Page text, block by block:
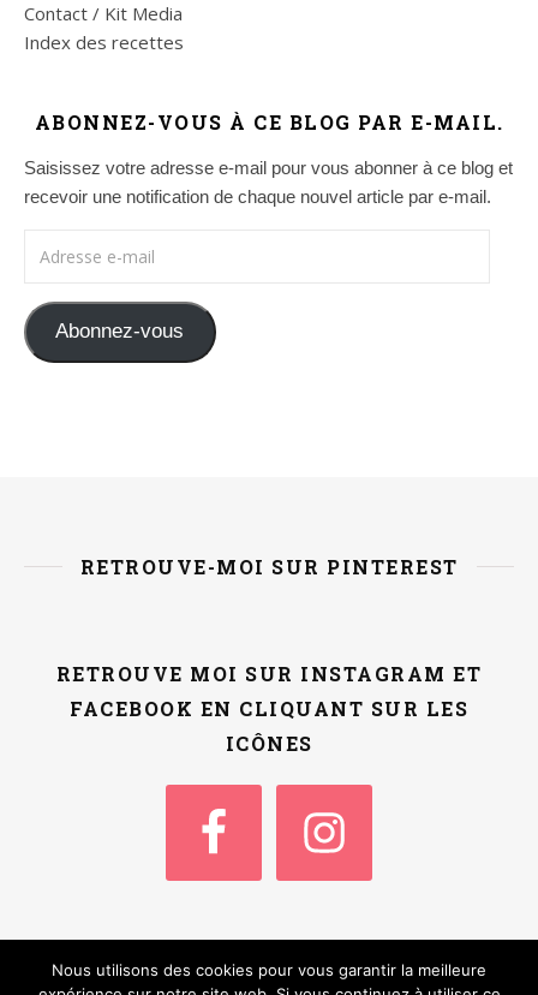
Contact / Kit Media
Index des recettes
ABONNEZ-VOUS À CE BLOG PAR E-MAIL.
Saisissez votre adresse e-mail pour vous abonner à ce blog et
recevoir une notification de chaque nouvel article par e-mail.
Abonnez-vous
RETROUVE-MOI SUR PINTEREST
RETROUVE MOI SUR INSTAGRAM ET
FACEBOOK EN CLIQUANT SUR LES
ICÔNES
Accueil Qui suis-je ? Contact / Kit Media
Thème Ashe parWP
Nous utilisons des cookies pour vous garantir la meilleure